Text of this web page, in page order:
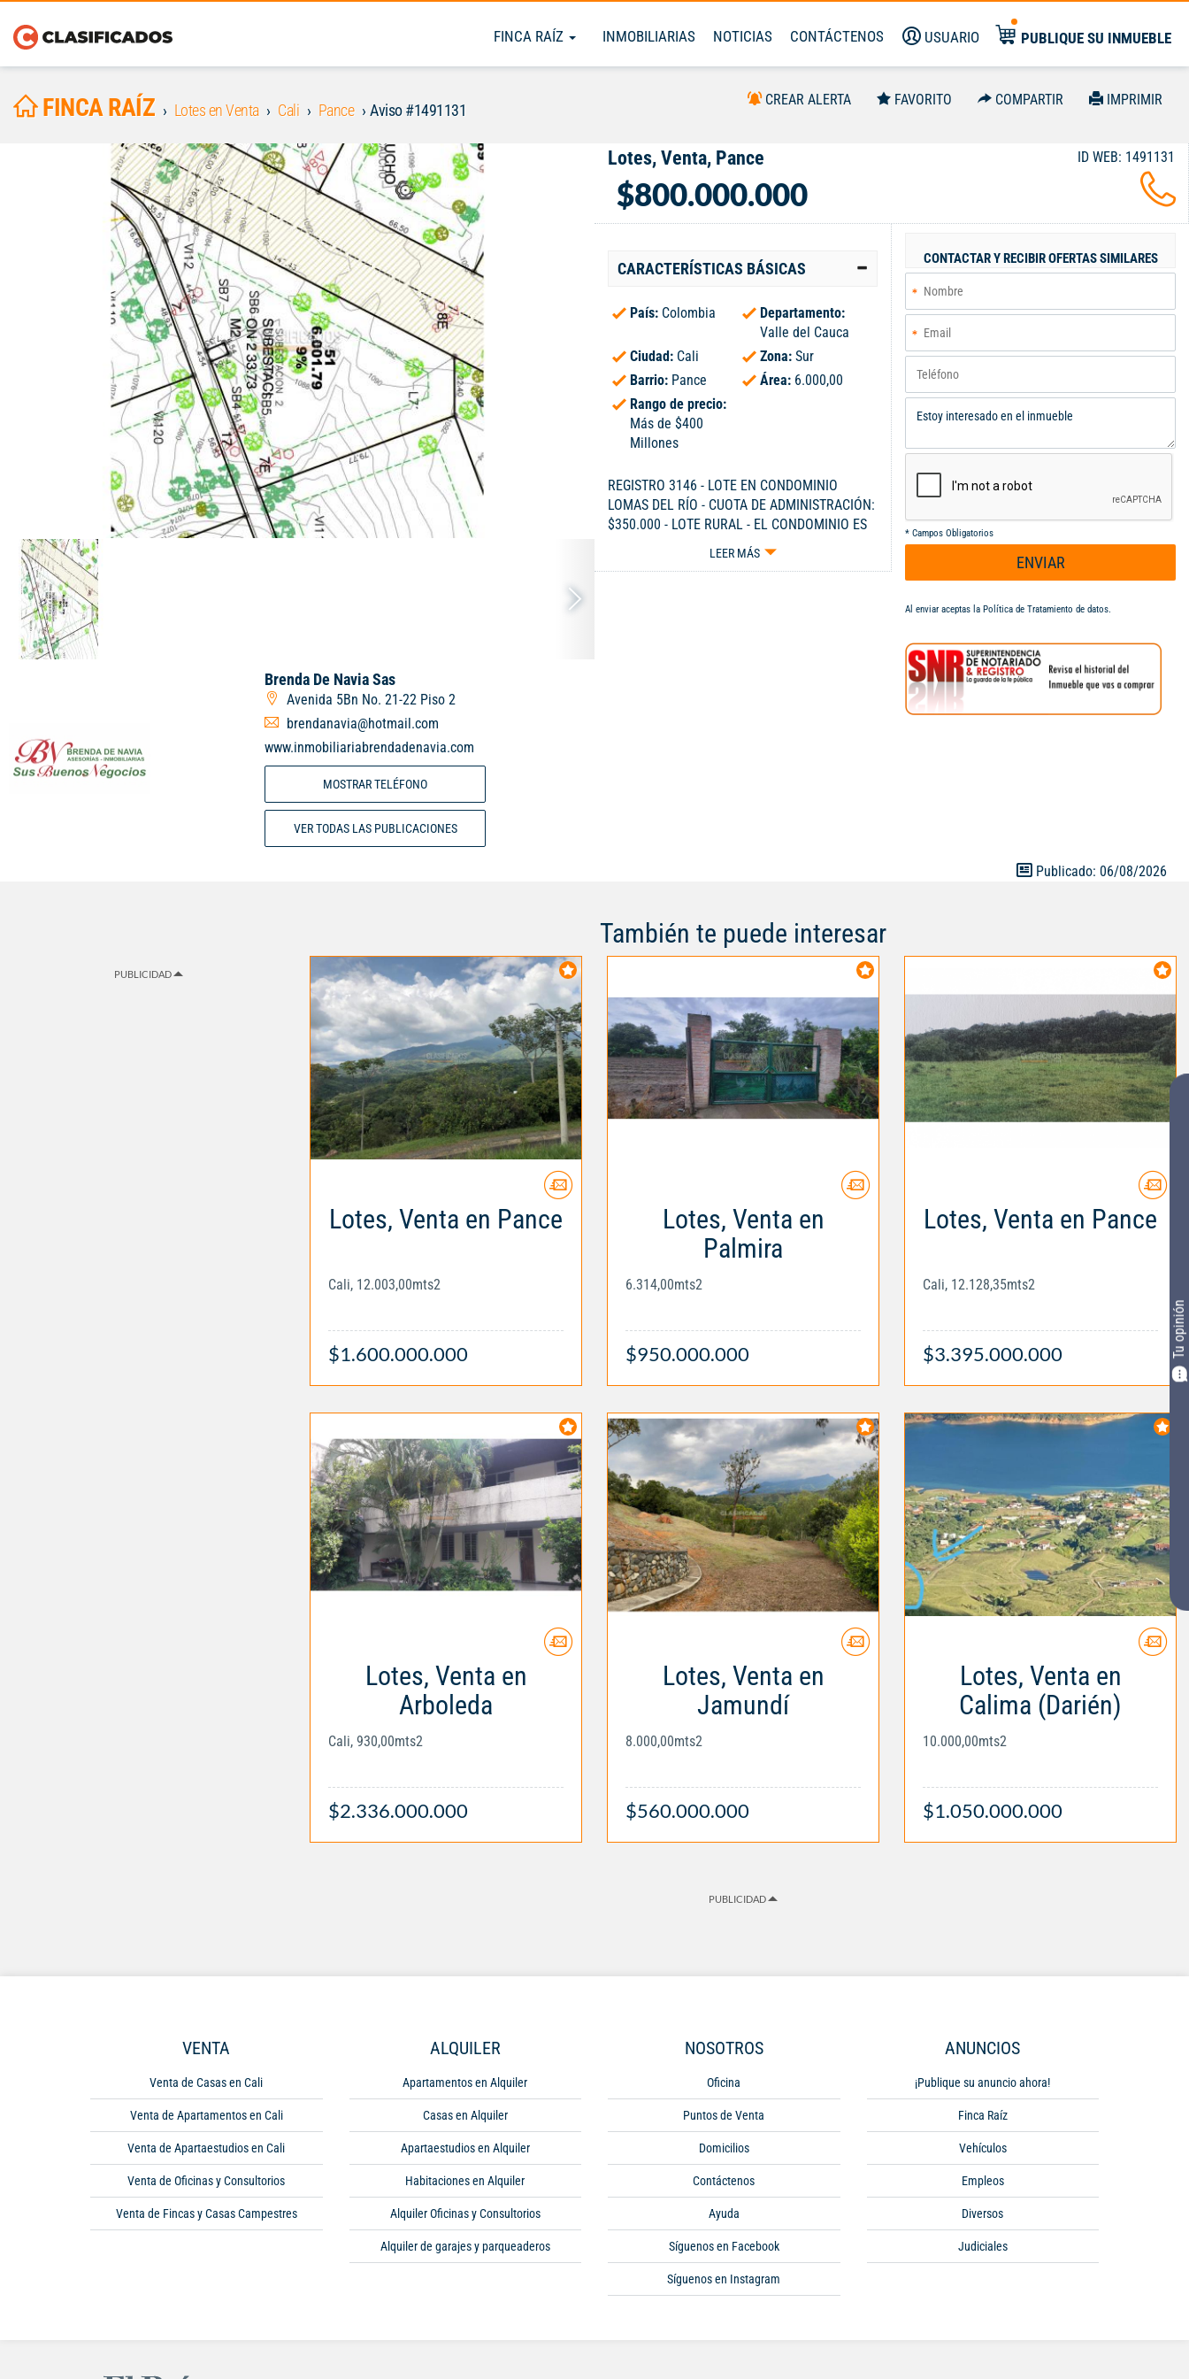
FINCA RAÍZ INMOBILIARIAS NOTICIAS CONTÁCTENOS USUARIO PUBLIQUE SU INMUEBLE
Tu opinión
FINCA RAÍZ Lotes en Venta Cali Pance Aviso #1491131
CREAR ALERTA FAVORITO COMPARTIR IMPRIMIR
Brenda De Navia Sas
Avenida 5Bn No. 21-22 Piso 2
brendanavia@hotmail.com
www.inmobiliariabrendadenavia.com
MOSTRAR TELÉFONO
VER TODAS LAS PUBLICACIONES
Lotes, Venta, Pance
$800.000.000
ID WEB: 1491131
CARACTERÍSTICAS BÁSICAS
País: Colombia
Departamento:
Valle del Cauca
Ciudad: Cali Zona: Sur
Barrio: Pance Área: 6.000,00
Rango de precio:
Más de $400
Millones
REGISTRO 3146 - LOTE EN CONDOMINIO
LOMAS DEL RÍO - CUOTA DE ADMINISTRACIÓN:
$350.000 - LOTE RURAL - EL CONDOMINIO ES
DE 300 HECTÁREAS - VÍAS PAVIMENTADAS -
TIENE ACUEDUCTO PROPIO, ENERGÍA DE
LEER MÁS
CONTACTAR Y RECIBIR OFERTAS SIMILARES
* Campos Obligatorios
ENVIAR
Al enviar aceptas la Política de Tratamiento de datos.
Publicado: 06/08/2026
PUBLICIDAD
También te puede interesar
Lotes, Venta en Pance
Cali, 12.003,00mts2
$1.600.000.000
Lotes, Venta en
Palmira
6.314,00mts2
$950.000.000
Lotes, Venta en Pance
Cali, 12.128,35mts2
$3.395.000.000
Lotes, Venta en
Arboleda
Cali, 930,00mts2
$2.336.000.000
Lotes, Venta en
Jamundí
8.000,00mts2
$560.000.000
Lotes, Venta en
Calima (Darién)
10.000,00mts2
$1.050.000.000
PUBLICIDAD
VENTA
Venta de Casas en Cali
Venta de Apartamentos en Cali
Venta de Apartaestudios en Cali
Venta de Oficinas y Consultorios
Venta de Fincas y Casas Campestres
ALQUILER
Apartamentos en Alquiler
Casas en Alquiler
Apartaestudios en Alquiler
Habitaciones en Alquiler
Alquiler Oficinas y Consultorios
Alquiler de garajes y parqueaderos
NOSOTROS
Oficina
Puntos de Venta
Domicilios
Contáctenos
Ayuda
Síguenos en Facebook
Síguenos en Instagram
ANUNCIOS
¡Publique su anuncio ahora!
Finca Raíz
Vehículos
Empleos
Diversos
Judiciales